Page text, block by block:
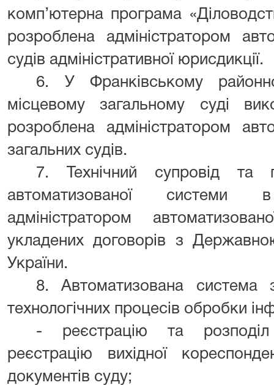
комп’ютерна програма
розроблена адміністратором
судів адміністративної юрисдикції.
6. У Франківському
місцевому загальному суді
розроблена адміністратором
загальних судів.
7. Технічний супровід та
автоматизованої системи
адміністратором
укладених договорів з
України.
8. Автоматизована система
технологічних процесів обробки
- реєстрацію та розподіл
реєстрацію вихідної
документів суду;